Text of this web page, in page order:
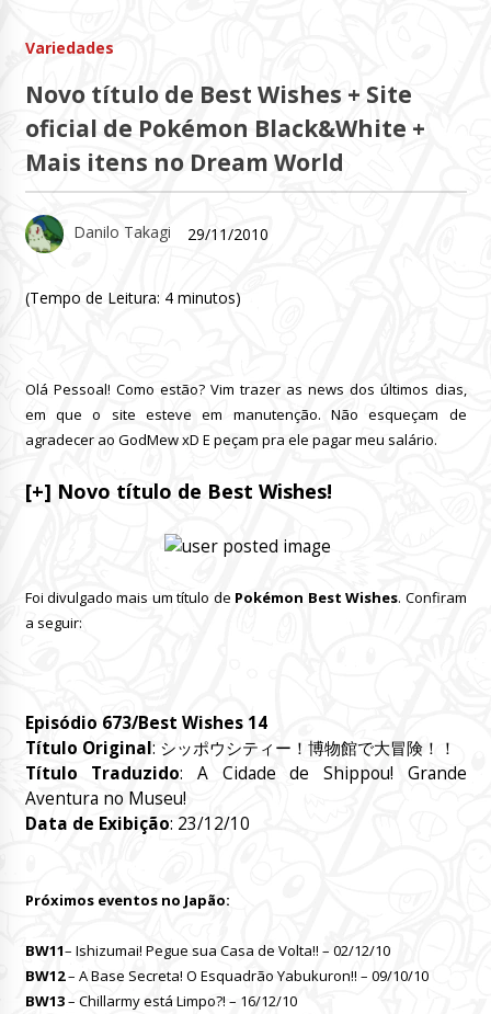
Variedades
Novo título de Best Wishes + Site
oficial de Pokémon Black&White +
Mais itens no Dream World
Danilo Takagi 29/11/2010
(Tempo de Leitura: 4 minutos)
Olá Pessoal! Como estão? Vim trazer as news dos últimos dias,
em que o site esteve em manutenção. Não esqueçam de
agradecer ao GodMew xD E peçam pra ele pagar meu salário.
[+] Novo título de Best Wishes!
Foi divulgado mais um título de Pokémon Best Wishes. Confiram
a seguir:
Episódio 673/Best Wishes 14
Título Original: シッポウシティー！博物館で大冒険！！
Título Traduzido: A Cidade de Shippou! Grande
Aventura no Museu!
Data de Exibição: 23/12/10
Próximos eventos no Japão:
BW11– Ishizumai! Pegue sua Casa de Volta!! – 02/12/10
BW12– A Base Secreta! O Esquadrão Yabukuron!! – 09/10/10
BW13– Chillarmy está Limpo?! – 16/12/10